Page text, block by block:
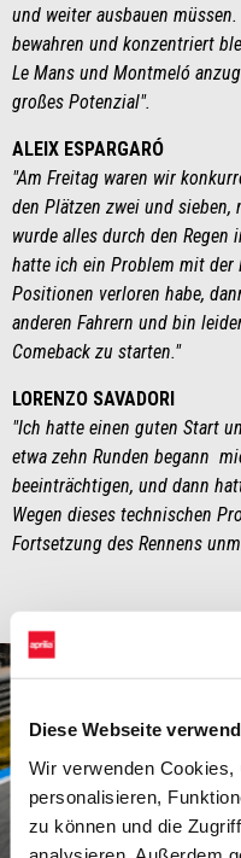
Diese Webseite
Wir verwenden
personalisieren,
zu können und die
und weiter ausbauen
bewahren und konzentriert
Le Mans und Montmeló
großes Potenzial".
ALEIX ESPARGARÓ
"Am Freitag waren wir
den Plätzen zwei und sieben,
wurde alles durch den
hatte ich ein Problem mit der
Positionen verloren habe,
anderen Fahrern und bin
Comeback zu starten."
LORENZO SAVADORI
"Ich hatte einen guten Start
etwa zehn Runden begann
beeinträchtigen, und dann
Wegen dieses technischen
Fortsetzung des Rennens